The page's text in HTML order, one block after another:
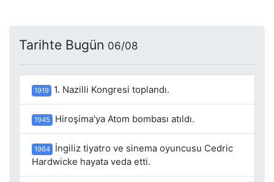
Tarihte Bugün 06/08
1919 1. Nazilli Kongresi toplandı.
1945 Hiroşima'ya Atom bombası atıldı.
1964
İngiliz tiyatro ve sinema oyuncusu Cedric
Hardwicke hayata veda etti.